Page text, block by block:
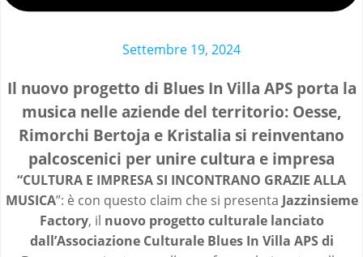
Settembre 19, 2024
Il nuovo progetto di Blues In Villa APS porta la
musica nelle aziende del territorio: Oesse,
Rimorchi Bertoja e Kristalia si reinventano
palcoscenici per unire cultura e impresa
“CULTURA E IMPRESA SI INCONTRANO GRAZIE ALLA
MUSICA”: è con questo claim che si presenta Jazzinsieme
Factory, il nuovo progetto culturale lanciato
dall’Associazione Culturale Blues In Villa APS di